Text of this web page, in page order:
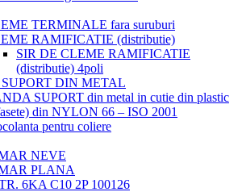
TERMINALE fara suruburi
RAMIFICATIE (distributie)
SIR DE CLEME RAMIFICATIE
(distributie) 4poli
DIN METAL
SUPORT din metal in cutie din plastic
din NYLON 66 – ISO 2001
pentru coliere
NEVE
PLANA
6KA C10 2P 100126